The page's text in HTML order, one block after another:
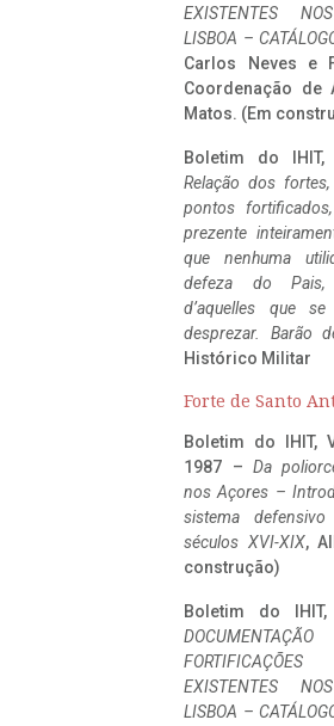
EXISTENTES
LISBOA –
Carlos Neves e
Coordenação de
Matos. (Em
Boletim do
Relação dos
pontos
prezente
que nenhuma
defeza do Pais,
d’aquelles que
desprezar. Barão
Histórico Militar
Forte de Santo
Boletim do IHIT,
1987 – Da
nos Açores –
sistema
séculos XVI-XIX,
construção)
Boletim do
EXISTENTES
LISBOA –